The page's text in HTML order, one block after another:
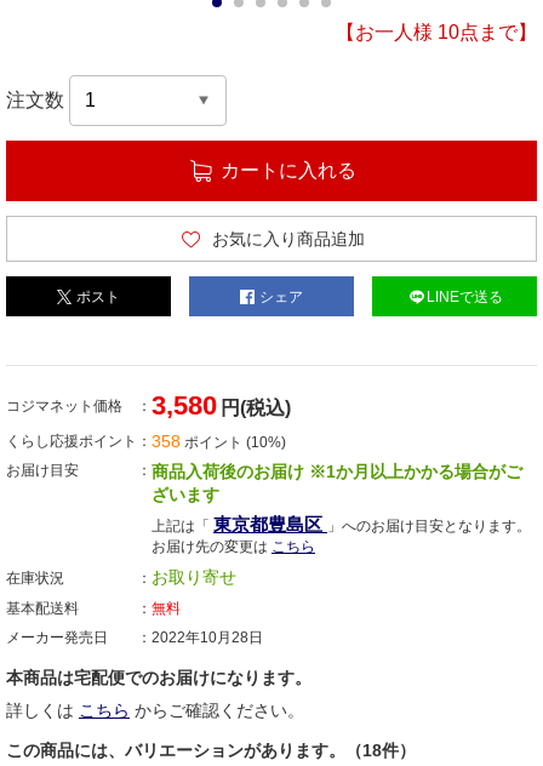
【お一人様 10点まで】
注文数
カートに入れる
お気に入り商品追加
ポスト シェア LINEで送る
コジマネット価格 3,580 円(税込)
くらし応援ポイント 358 ポイント (10%)
お届け目安
商品入荷後のお届け ※1か月以上かかる場合がご
ざいます
上記は「 東京都豊島区 」へのお届け目安となります。
お届け先の変更は こちら
在庫状況
お取り寄せ
基本配送料
無料
メーカー発売日
2022年10月28日
本商品は宅配便でのお届けになります。
詳しくは こちら からご確認ください。
この商品には、バリエーションがあります。（18件）